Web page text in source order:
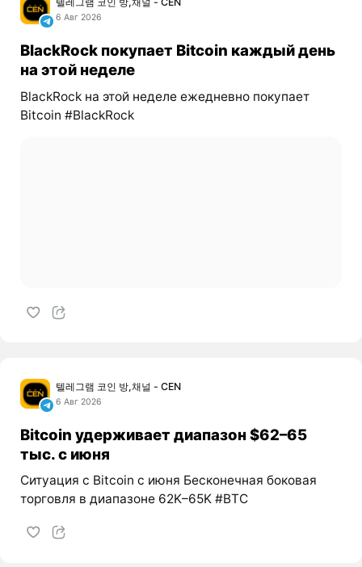
6 Авг 2026
BlackRock покупает Bitcoin каждый день
на этой неделе
BlackRock на этой неделе ежедневно покупает
Bitcoin #BlackRock
텔레그램 코인 방,채널 - CEN
6 Авг 2026
Bitcoin удерживает диапазон $62–65
тыс. с июня
Ситуация с Bitcoin с июня Бесконечная боковая
торговля в диапазоне 62K–65K #BTC